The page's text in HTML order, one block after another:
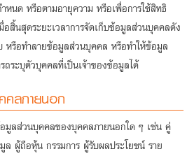
หนด หรือตามอายุความ หรือเพื่อการใช้สิทธิ
สิ้นสุดระยะเวลาการจัดเก็บข้อมูลส่วนบุคคลดัง
หรือทำลายข้อมูลส่วนบุคคล หรือทำให้ข้อมูล
ระบุตัวบุคคลที่เป็นเจ้าของข้อมูลได้
คลภายนอก
มูลส่วนบุคคลของบุคคลภายนอกใด ๆ เช่น คู่
ล ผู้ถือหุ้น กรรมการ ผู้รับผลประโยชน์ ราย